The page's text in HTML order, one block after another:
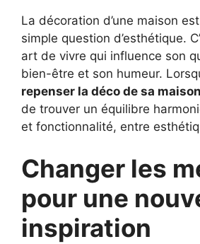
La décoration d’une maison
simple question d’esthétique.
art de vivre qui influence son
bien-être et son humeur.
repenser la déco de sa maison
de trouver un équilibre
et fonctionnalité, entre
Changer les
pour une
inspiration